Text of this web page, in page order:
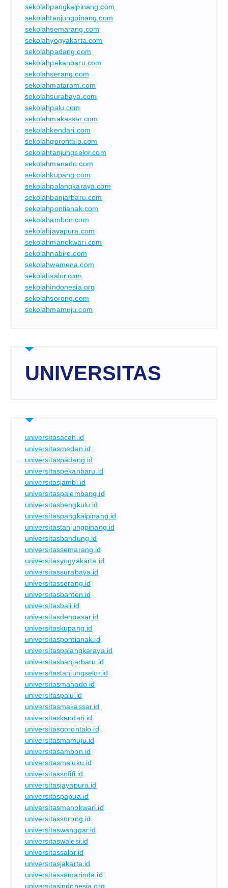
sekolahpangkalpinang.com
sekolahtanjungpinang.com
sekolahsemarang.com
sekolahyogyakarta.com
sekolahpadang.com
sekolahpekanbaru.com
sekolahserang.com
sekolahmataram.com
sekolahsurabaya.com
sekolahpalu.com
sekolahmakassar.com
sekolahkendari.com
sekolahgorontalo.com
sekolahtanjungselor.com
sekolahmanado.com
sekolahkupang.com
sekolahpalangkaraya.com
sekolahbanjarbaru.com
sekolahpontianak.com
sekolahambon.com
sekolahjayapura.com
sekolahmanokwari.com
sekolahnabire.com
sekolahwamena.com
sekolahsalor.com
sekolahindonesia.org
sekolahsorong.com
sekolahmamuju.com
UNIVERSITAS
universitasaceh.id
universitasmedan.id
universitaspadang.id
universitaspekanbaru.id
universitasjambi.id
universitaspalembang.id
universitasbengkulu.id
universitaspangkalpinang.id
universitastanjungpinang.id
universitasbandung.id
universitassemarang.id
universitasyogyakarta.id
universitassurabaya.id
universitasserang.id
universitasbanten.id
universitasbali.id
universitasdenpasar.id
universitaskupang.id
universitaspontianak.id
universitaspalangkaraya.id
universitasbanjarbaru.id
universitastanjungselor.id
universitasmanado.id
universitaspalu.id
universitasmakassar.id
universitaskendari.id
universitasgorontalo.id
universitasmamuju.id
universitasambon.id
universitasmaluku.id
universitassofifi.id
universitasjayapura.id
universitaspapua.id
universitasmanokwari.id
universitassorong.id
universitaswanggar.id
universitaswalesi.id
universitassalor.id
universitasjakarta.id
universitassamarinda.id
universitasindonesia.org